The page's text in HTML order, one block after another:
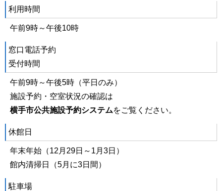
利用時間
午前9時～午後10時
窓口電話予約
受付時間
午前9時～午後5時（平日のみ）
施設予約・空室状況の確認は
横手市公共施設予約システムをご覧ください。
休館日
年末年始（12月29日～1月3日）
館内清掃日（5月に3日間）
駐車場